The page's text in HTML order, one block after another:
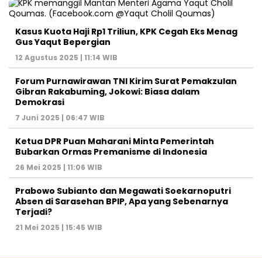
Kasus Kuota Haji Rp1 Triliun, KPK Cegah Eks Menag
Gus Yaqut Bepergian
12 Agustus 2025 | 11:14 WIB
Forum Purnawirawan TNI Kirim Surat Pemakzulan
Gibran Rakabuming, Jokowi: Biasa dalam
Demokrasi
7 Juni 2025 | 06:47 WIB
Ketua DPR Puan Maharani Minta Pemerintah
Bubarkan Ormas Premanisme di Indonesia
26 Mei 2025 | 11:06 WIB
Prabowo Subianto dan Megawati Soekarnoputri
Absen di Sarasehan BPIP, Apa yang Sebenarnya
Terjadi?
21 Mei 2025 | 15:45 WIB